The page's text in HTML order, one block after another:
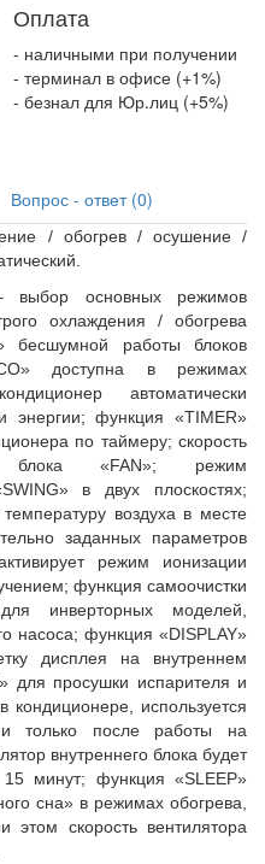
Оплата
- наличными при получении
- терминал в офисе (+1%)
- безнал для Юр.лиц (+5%)
Вопрос - ответ (0)
/ обогрев / осушение /
выбор основных режимов
охлаждения / обогрева
бесшумной работы блоков
» доступна в режимах
автоматически
энергии; функция «TIMER»
по таймеру; скорость
блока «FAN»; режим
SWING» в двух плоскостях;
воздуха в месте
заданных параметров
режим ионизации
функция самоочистки
инверторных моделей,
насоса; функция «DISPLAY»
дисплея на внутреннем
» для просушки испарителя и
используется
только после работы на
внутреннего блока будет
15 минут; функция «SLEEP»
сна» в режимах обогрева,
скорость вентилятора